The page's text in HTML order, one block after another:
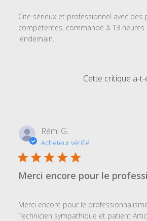
Cite sérieux et professionnel avec des
compétentes, commandé à 13 heures
lendemain.
Cette critique a-
Rémi G.
Acheteur vérifié
Merci encore pour le
Merci encore pour le
Technicien sympathique et patient